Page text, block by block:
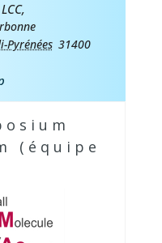
Pyrénées 31400
(équipe